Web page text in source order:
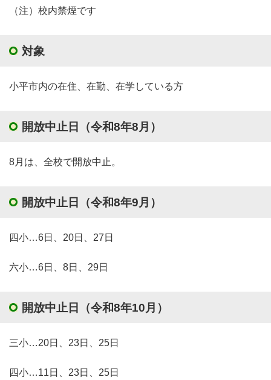
（注）校内禁煙です
対象
小平市内の在住、在勤、在学している方
開放中止日（令和8年8月）
8月は、全校で開放中止。
開放中止日（令和8年9月）
四小…6日、20日、27日
六小…6日、8日、29日
開放中止日（令和8年10月）
三小…20日、23日、25日
四小…11日、23日、25日